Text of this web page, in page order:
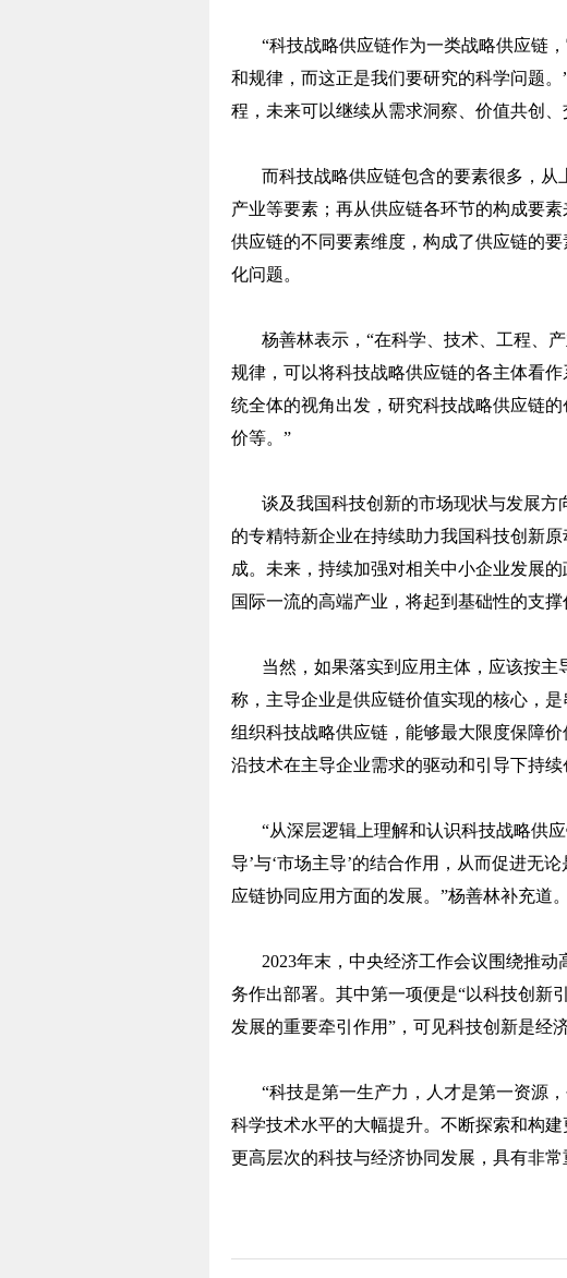
“科技战略供应链作为一类战略供应链
和规律，而这正是我们要研究的科学问题
程，未来可以继续从需求洞察、价值共创
而科技战略供应链包含的要素很多，从
产业等要素；再从供应链各环节的构成要
供应链的不同要素维度，构成了供应链的
化问题。
杨善林表示，“在科学、技术、工程、
规律，可以将科技战略供应链的各主体看
统全体的视角出发，研究科技战略供应链
价等。”
谈及我国科技创新的市场现状与发展
的专精特新企业在持续助力我国科技创新
成。未来，持续加强对相关中小企业发展
国际一流的高端产业，将起到基础性的支撑
当然，如果落实到应用主体，应该按
称，主导企业是供应链价值实现的核心，
组织科技战略供应链，能够最大限度保障
沿技术在主导企业需求的驱动和引导下持续
“从深层逻辑上理解和认识科技战略供
导’与‘市场主导’的结合作用，从而促进无
应链协同应用方面的发展。”杨善林补充道。
2023年末，中央经济工作会议围绕推
务作出部署。其中第一项便是“以科技创新
发展的重要牵引作用”，可见科技创新是经
“科技是第一生产力，人才是第一资源
科学技术水平的大幅提升。不断探索和构
更高层次的科技与经济协同发展，具有非常